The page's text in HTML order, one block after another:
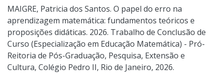
MAIGRE, Patricia dos Santos. O papel do erro na
aprendizagem matemática: fundamentos teóricos e
proposições didáticas. 2026. Trabalho de Conclusão de
Curso (Especialização em Educação Matemática) - Pró-
Reitoria de Pós-Graduação, Pesquisa, Extensão e
Cultura, Colégio Pedro II, Rio de Janeiro, 2026.